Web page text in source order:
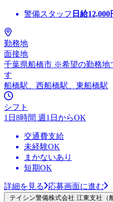
警備スタッフ 日給12,000
勤務地
面接地
千葉県船橋市 ※希望の勤務地
す
船橋駅、西船橋駅、東船橋駅
シフト
1日8時間 週1日からOK
交通費支給
未経験OK
まかないあり
短期OK
詳細を見る 応募画面に進む
テイシン警備株式会社 江東支社（